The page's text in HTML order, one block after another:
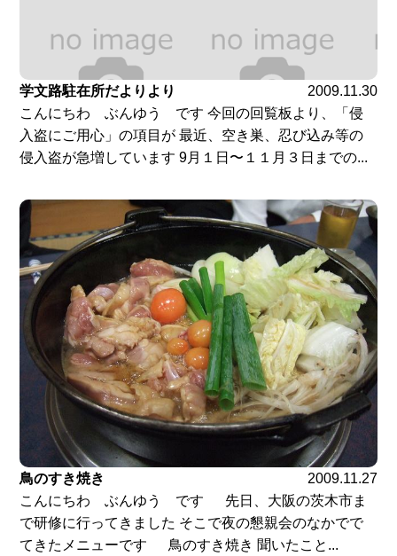
学文路駐在所だよりより
2009.11.30
こんにちわ ぶんゆう です 今回の回覧板より、「侵
入盗にご用心」の項目が 最近、空き巣、忍び込み等の
侵入盗が急増しています 9月１日〜１１月３日までの...
鳥のすき焼き
2009.11.27
こんにちわ ぶんゆう です 先日、大阪の茨木市ま
で研修に行ってきました そこで夜の懇親会のなかでで
てきたメニューです 鳥のすき焼き 聞いたこと...